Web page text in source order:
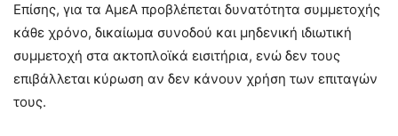
Επίσης, για τα ΑμεΑ προβλέπεται δυνατότητα συμμετοχής
κάθε χρόνο, δικαίωμα συνοδού και μηδενική ιδιωτική
συμμετοχή στα ακτοπλοϊκά εισιτήρια, ενώ δεν τους
επιβάλλεται κύρωση αν δεν κάνουν χρήση των επιταγών
τους.